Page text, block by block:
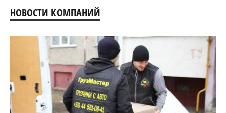
НОВОСТИ КОМПАНИЙ